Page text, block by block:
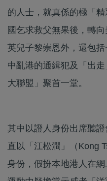
的人士，就真係的極「
國乞求救父無果後，轉
英兒子黎崇恩外，還包
中亂港的通緝犯及「出
大聯盟」聚首一堂。
其中以證人身份出席聽
直以「江松澗」（Kong
身份，假扮本地港人在